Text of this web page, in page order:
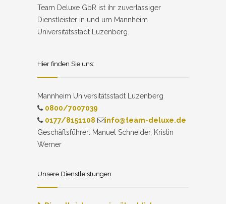
Team Deluxe GbR ist ihr zuverlässiger
Dienstleister in und um Mannheim
Universitätsstadt Luzenberg.
Hier finden Sie uns:
Mannheim Universitätsstadt Luzenberg
0800/7007039
0177/8151108
info@team-deluxe.de
Geschäftsführer: Manuel Schneider, Kristin
Werner
Unsere Dienstleistungen